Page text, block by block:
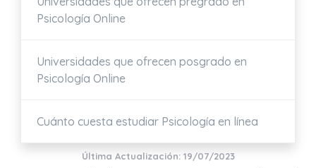
Psicología Online
Universidades que ofrecen posgrado en
Psicología Online
Cuánto cuesta estudiar Psicología en línea
Última Actualización: 19/07/2023